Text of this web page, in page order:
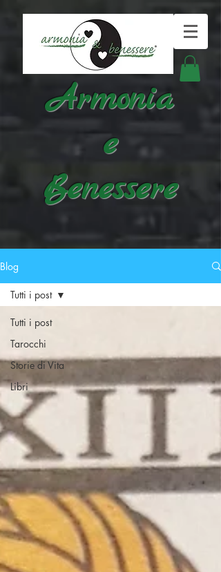
Armonia
e
Benessere
Blog
Tutti i post
Tarocchi
Storie di Vita
Libri
Tutti i post